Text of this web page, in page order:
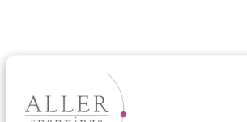
Ons aanbod